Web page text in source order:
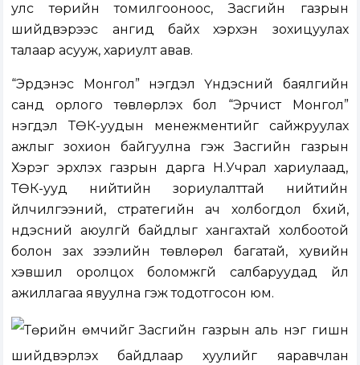
улс төрийн томилгооноос, Засгийн газрын
шийдвэрээс ангид байх хэрхэн зохицуулах
талаар асууж, хариулт авав.
“Эрдэнэс Монгол” нэгдэл Үндэсний баялгийн
санд орлого төвлөрүүлэх бол “Эрчист Монгол”
нэгдэл ТӨК-уудын менежментийг сайжруулах
ажлыг зохион байгуулна гэж Засгийн газрын
Хэрэг эрхлэх газрын дарга Н.Учрал хариулаад,
ТӨК-ууд нийтийн зориулалттай нийтийн
үйлчилгээний, стратегийн ач холбогдол бүхий,
үндэсний аюулгүй байдлыг хангахтай холбоотой
болон зах зээлийн төвлөрөл багатай, хувийн
хэвшил оролцох боломжгүй салбаруудад үйл
ажиллагаа явуулна гэж тодотгосон юм.
Төрийн өмчийг Засгийн газрын аль нэг гишүүн
шийдвэрлэх байдлаар хуулийг яаравчлан